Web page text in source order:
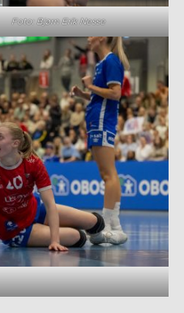
Foto: Bjørn Erik Nesse